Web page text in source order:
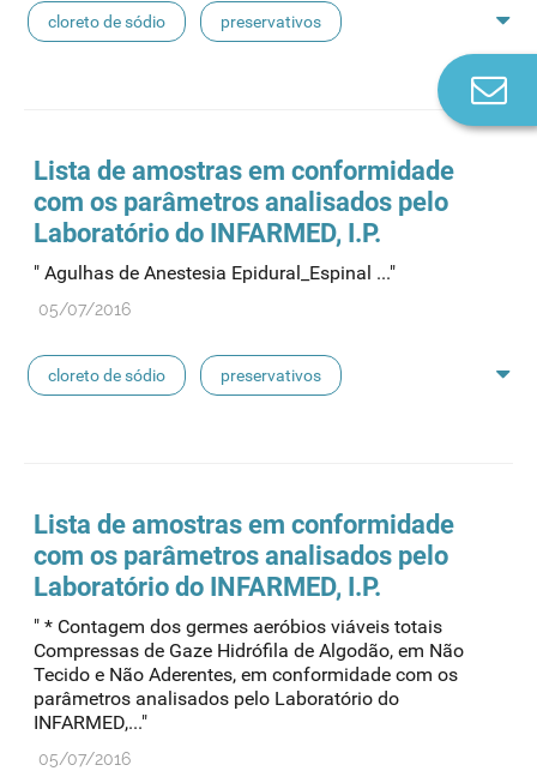
cloreto de sódio preservativos
pensos lancetas luvas cirúrgicas
concentrados de hemodiálise lavagem nasal
Lista de amostras em conformidade
com os parâmetros analisados pelo
Laboratório do INFARMED, I.P.
" Agulhas de Anestesia Epidural_Espinal ..."
05/07/2016
cloreto de sódio preservativos
pensos lancetas luvas cirúrgicas
concentrados de hemodiálise lavagem nasal
linhas de perfusão desinfetantes
Lista de amostras em conformidade
com os parâmetros analisados pelo
Laboratório do INFARMED, I.P.
" * Contagem dos germes aeróbios viáveis totais
Compressas de Gaze Hidrófila de Algodão, em Não
Tecido e Não Aderentes, em conformidade com os
parâmetros analisados pelo Laboratório do
INFARMED,..."
05/07/2016